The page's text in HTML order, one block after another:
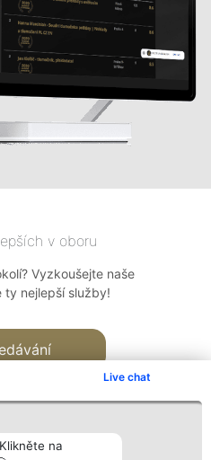
Live chat
na
v oboru
Vyzkoušejte naše
ty nejlepší služby!